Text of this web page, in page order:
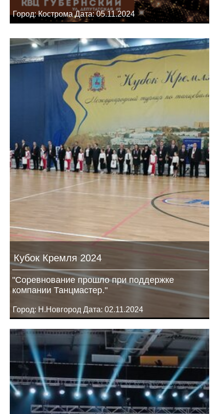
Город: Кострома Дата: 05.11.2024
Кубок Кремля 2024
"Соревнование прошло при поддержке
компании Танцмастер."
Город: Н.Новгород Дата: 02.11.2024